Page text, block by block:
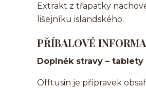
Extrakt z třapatky
lišejníku islandského.
PŘÍBALOVÉ
Doplněk stravy – tablety
Offtusin je přípravek